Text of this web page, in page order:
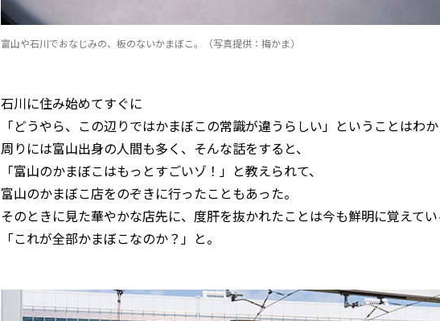
富山や石川でおなじみの、板のないかまぼこ。（写真提供：梅かま）
石川に住み始めてすぐに
「どうやら、この辺りではかまぼこの常識が違うらしい」ということはわか
周りには富山出身の人間も多く、そんな話をすると、
「富山のかまぼこはもっとすごいゾ！」と教えられて、
富山のかまぼこ店をのぞきに行ったこともあった。
そのときに見た華やかな店先に、度肝を抜かれたことは今も鮮明に覚えてい
「これが全部かまぼこなのか？」と。